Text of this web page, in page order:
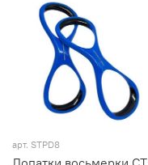
арт. STPD8